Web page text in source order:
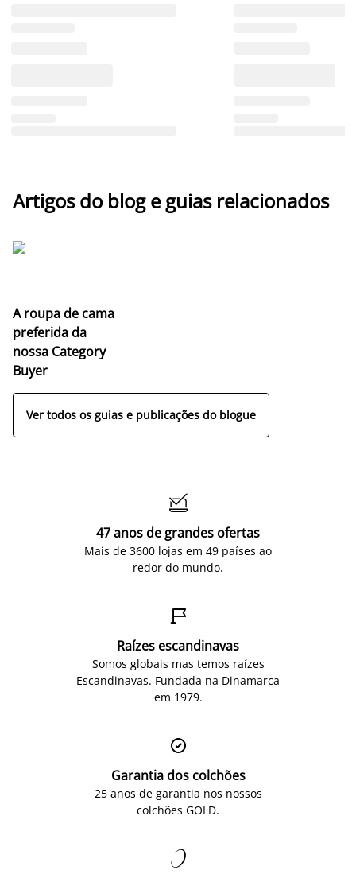
Artigos do blog e guias relacionados
A roupa de cama
preferida da
nossa Category
Buyer
Ver todos os guias e publicações do blogue

47 anos de grandes ofertas
Mais de 3600 lojas em 49 países ao
redor do mundo.

Raízes escandinavas
Somos globais mas temos raízes
Escandinavas. Fundada na Dinamarca
em 1979.

Garantia dos colchões
25 anos de garantia nos nossos
colchões GOLD.
